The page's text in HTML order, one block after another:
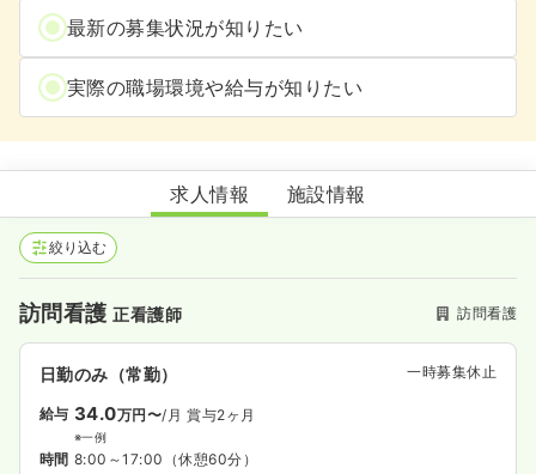
最新の募集状況が知りたい
実際の職場環境や給与が知りたい
訪問看護ステーションEN
求人情報 施設情報
絞り込む
訪問看護正看護師 訪問看護
日勤のみ（常勤） 一時募集休止
給与 34.0万円〜/月 賞与2ヶ月
※一例
時間 8:00～17:00 （休憩60分）